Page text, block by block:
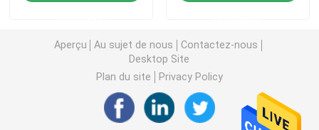
Pp attachent la chaîne de production
Machine en plastique d'extrudeuse de feuille
Aperçu Au sujet de nous
Contactez-nous
Desktop Site
Plan du site
Privacy Policy